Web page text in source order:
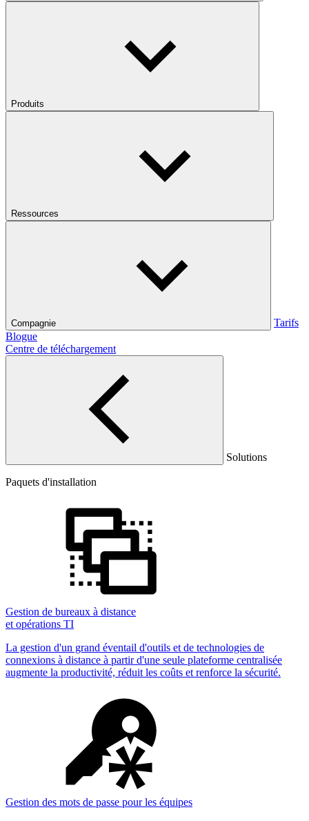
Produits
Ressources
Compagnie
Tarifs
Blogue
Centre de téléchargement
Solutions
Paquets d'installation
Gestion de bureaux à distance
et opérations TI
La gestion d'un grand éventail d'outils et de technologies de
connexions à distance à partir d'une seule plateforme centralisée
augmente la productivité, réduit les coûts et renforce la sécurité.
Gestion des mots de passe pour les équipes